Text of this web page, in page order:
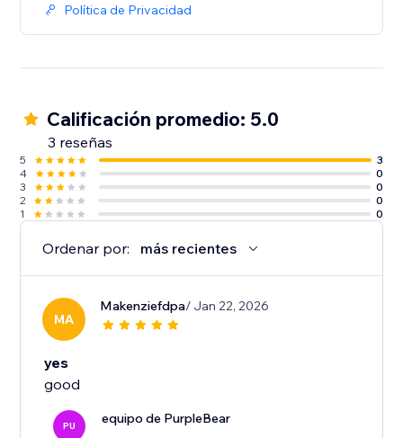
Política de Privacidad
Calificación promedio: 5.0
3 reseñas
5
3
4
0
3
0
2
0
1
0
Ordenar por: más recientes
MA
Makenziefdpa/ Jan 22, 2026
yes
good
PU equipo de PurpleBear